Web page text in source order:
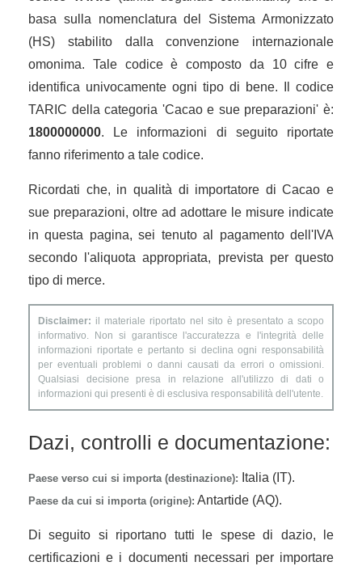
basa sulla nomenclatura del Sistema Armonizzato
(HS) stabilito dalla convenzione internazionale
omonima. Tale codice è composto da 10 cifre e
identifica univocamente ogni tipo di bene. Il codice
TARIC della categoria 'Cacao e sue preparazioni' è:
1800000000. Le informazioni di seguito riportate
fanno riferimento a tale codice.
Ricordati che, in qualità di importatore di Cacao e
sue preparazioni, oltre ad adottare le misure indicate
in questa pagina, sei tenuto al pagamento dell'IVA
secondo l'aliquota appropriata, prevista per questo
tipo di merce.
Disclaimer: il materiale riportato nel sito è presentato a scopo
informativo. Non si garantisce l'accuratezza e l'integrità delle
informazioni riportate e pertanto si declina ogni responsabilità
per eventuali problemi o danni causati da errori o omissioni.
Qualsiasi decisione presa in relazione all'utilizzo di dati o
informazioni qui presenti è di esclusiva responsabilità dell'utente.
Dazi, controlli e documentazione:
Paese verso cui si importa (destinazione): Italia (IT).
Paese da cui si importa (origine): Antartide (AQ).
Di seguito si riportano tutti le spese di dazio, le
certificazioni e i documenti necessari per importare